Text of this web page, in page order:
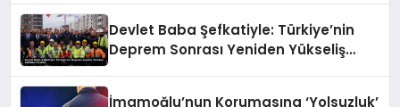
Devlet Baba Şefkatiyle: Türkiye’nin
Deprem Sonrası Yeniden Yükseliş
İmamoğlu’nun Korumasına ‘Yolsuzluk’